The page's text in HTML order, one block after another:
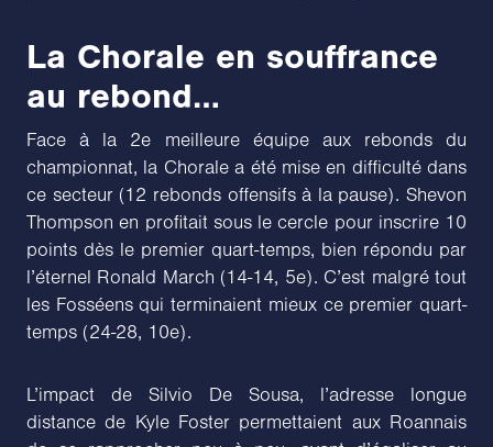
La Chorale en souffrance
au rebond…
Face à la 2e meilleure équipe aux rebonds du
championnat, la Chorale a été mise en difficulté dans
ce secteur (12 rebonds offensifs à la pause). Shevon
Thompson en profitait sous le cercle pour inscrire 10
points dès le premier quart-temps, bien répondu par
l’éternel Ronald March (14-14, 5e). C’est malgré tout
les Fosséens qui terminaient mieux ce premier quart-
temps (24-28, 10e).
L’impact de Silvio De Sousa, l’adresse longue
distance de Kyle Foster permettaient aux Roannais